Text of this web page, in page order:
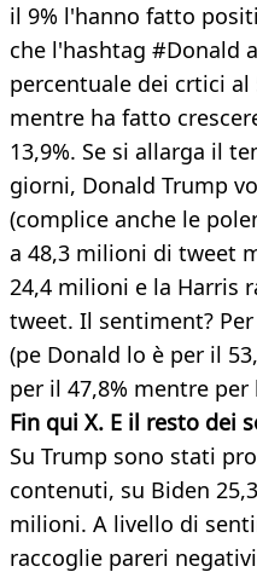
il 9% l'hanno fatto
che l'hashtag #Donald
percentuale dei crtici al
mentre ha fatto
13,9%. Se si allarga il
giorni, Donald Trump
(complice anche le
a 48,3 milioni di tweet
24,4 milioni e la Harris
tweet. Il sentiment?
(pe Donald lo è per il
per il 47,8% mentre per
Fin qui X. E il resto dei
Su Trump sono stati
contenuti, su Biden
milioni. A livello di
raccoglie pareri